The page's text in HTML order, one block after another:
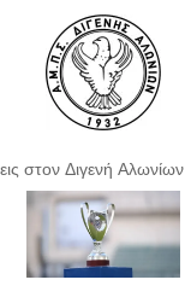
στον Διγενή Αλωνίων